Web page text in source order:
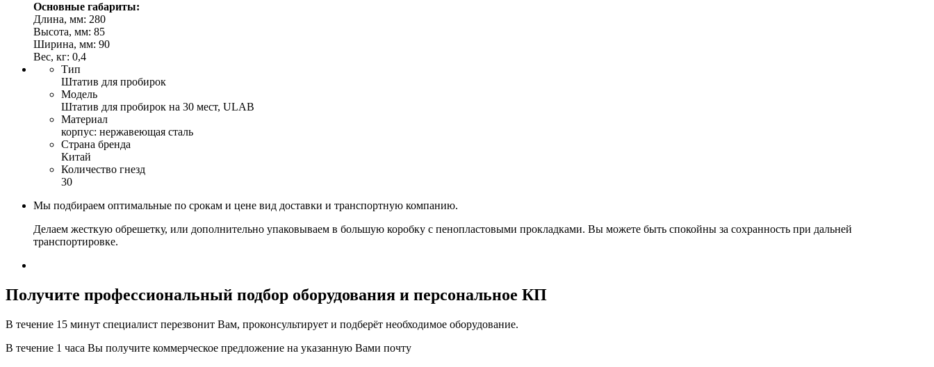
Основные габариты:
Длина, мм: 280
Высота, мм: 85
Ширина, мм: 90
Вес, кг: 0,4
Тип
Штатив для пробирок
Модель
Штатив для пробирок на 30 мест, ULAB
Материал
корпус: нержавеющая сталь
Страна бренда
Китай
Количество гнезд
30
Мы подбираем оптимальные по срокам и цене вид доставки и транспортную компанию.
Делаем жесткую обрешетку, или дополнительно упаковываем в большую коробку с пенопластовыми прокладками. Вы можете быть спокойны за сохранность при дальней
транспортировке.
Получите профессиональный подбор оборудования и персональное КП
В течение 15 минут специалист перезвонит Вам, проконсультирует и подберёт необходимое оборудование.
В течение 1 часа Вы получите коммерческое предложение на указанную Вами почту